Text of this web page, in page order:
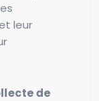
leur
de